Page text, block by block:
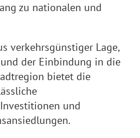
zu nationalen und
verkehrsgünstiger Lage,
der Einbindung in die
bietet die
und